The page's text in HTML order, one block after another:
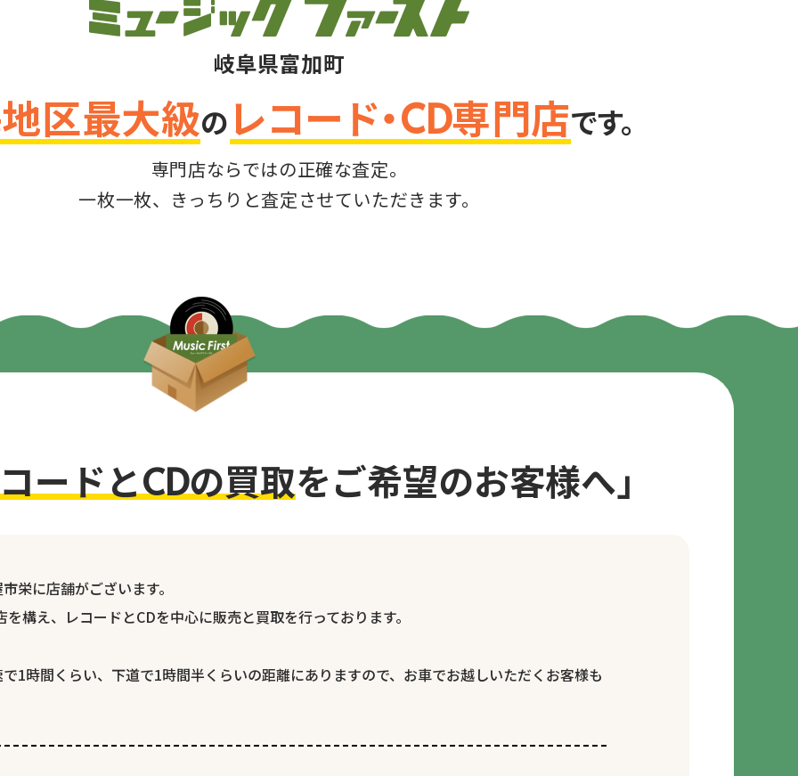
岐阜県富加町
区最大級の レコード・CD専門店です。
専門店ならではの正確な査定。
一枚一枚、きっちりと査定させていただきます。
ードとCDの買取をご希望のお客様へ」
栄に店舗がございます。
構え、レコードとCDを中心に販売と買取を行っております。
1時間くらい、下道で1時間半くらいの距離にありますので、お車でお越しいただくお客様も